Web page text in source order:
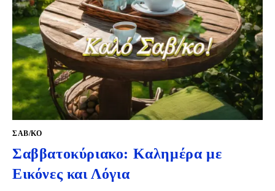
ΣΑΒ/ΚΟ
Σαββατοκύριακο: Καλημέρα με
Εικόνες και Λόγια